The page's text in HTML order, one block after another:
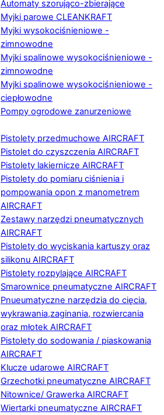
Automaty szorująco-zbierające
Myjki parowe CLEANKRAFT
Myjki wysokociśnieniowe -
zimnowodne
Myjki spalinowe wysokociśnieniowe -
zimnowodne
Myjki spalinowe wysokociśnieniowe -
ciepłowodne
Pompy ogrodowe zanurzeniowe
Pistolety przedmuchowe AIRCRAFT
Pistolet do czyszczenia AIRCRAFT
Pistolety lakiernicze AIRCRAFT
Pistolety do pomiaru ciśnienia i
pompowania opon z manometrem
AIRCRAFT
Zestawy narzędzi pneumatycznych
AIRCRAFT
Pistolety do wyciskania kartuszy oraz
silikonu AIRCRAFT
Pistolety rozpylające AIRCRAFT
Smarownice pneumatyczne AIRCRAFT
Pnueumatyczne narzędzia do cięcia,
wykrawania,zaginania, rozwiercania
oraz młotek AIRCRAFT
Pistolety do sodowania / piaskowania
AIRCRAFT
Klucze udarowe AIRCRAFT
Grzechotki pneumatyczne AIRCRAFT
Nitownice/ Grawerka AIRCRAFT
Wiertarki pneumatyczne AIRCRAFT